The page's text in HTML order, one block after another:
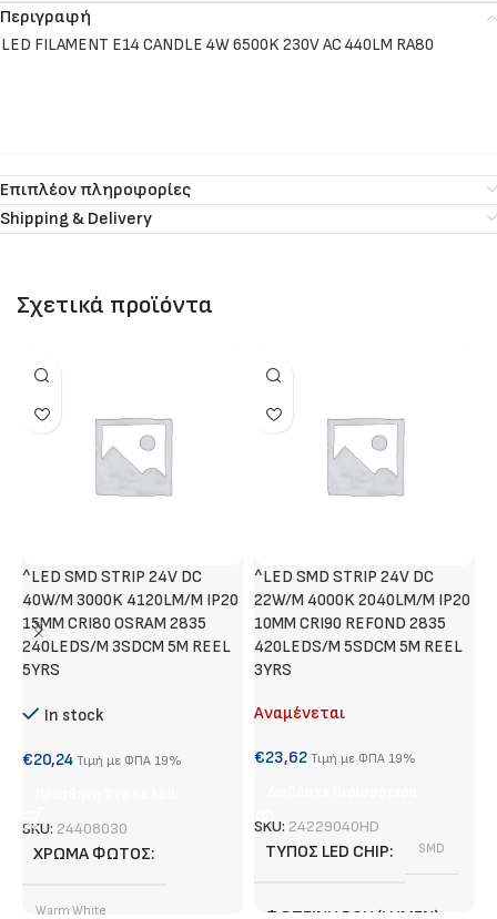
Περιγραφή
LED FILAMENT E14 CANDLE 4W 6500K 230V AC 440LM RA80
Επιπλέον πληροφορίες
Shipping & Delivery
Σχετικά προϊόντα
^LED SMD STRIP 24V DC
40W/M 3000K 4120LM/M IP20
15MM CRI80 OSRAM 2835
240LEDS/M 3SDCM 5M REEL
5YRS
In stock
€20,24 Τιμή με ΦΠΑ 19%
SKU: 24408030
ΧΡΏΜΑ ΦΩΤΌΣ
Warm White
^LED SMD STRIP 24V DC
22W/M 4000K 2040LM/M IP20
10MM CRI90 REFOND 2835
420LEDS/M 5SDCM 5M REEL
3YRS
Αναμένεται
€23,62 Τιμή με ΦΠΑ 19%
SKU: 24229040HD
ΤΎΠΟΣ LED CHIP SMD